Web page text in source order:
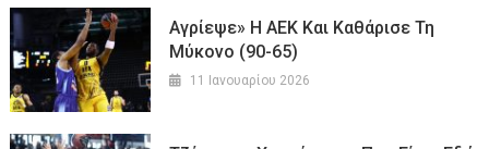
Αγρίεψε» Η ΑΕΚ Και Καθάρισε Τη
Μύκονο (90-65)
11 Ιανουαρίου 2026